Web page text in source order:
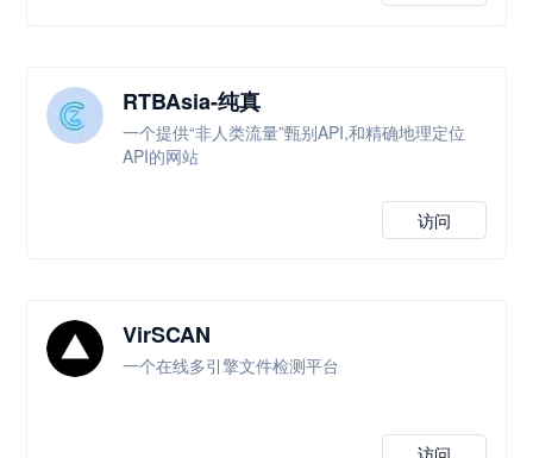
RTBAsia-纯真
一个提供“非人类流量”甄别API,和精确地理定位
API的网站
访问
VirSCAN
一个在线多引擎文件检测平台
访问